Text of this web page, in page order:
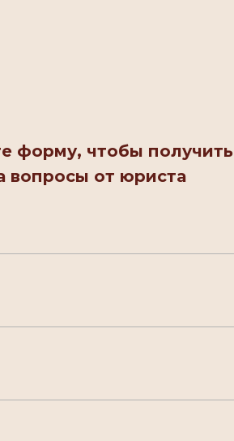
форму, чтобы получить
вопросы от юриста